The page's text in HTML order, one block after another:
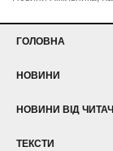
ГОЛОВНА
НОВИНИ
НОВИНИ ВІД
ТЕКСТИ